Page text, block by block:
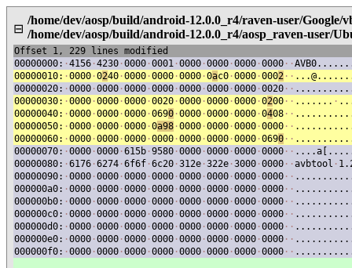
⊟
/home/dev/aosp/build/android-12.0.0_r4/raven-user/Google/
/home/dev/aosp/build/android-12.0.0_r4/aosp_raven-user/
Offset 1, 229 lines modified
00000000: ·4156 ·4230 ·0000 ·0001 ·0000 ·0000 ·0000 ·0000 · ·
00000010: ·0000 ·0240 ·0000 ·0000 ·0000 ·0ac0 ·0000 ·0002 · ·
00000020: ·0000 ·0000 ·0000 ·0000 ·0000 ·0000 ·0000 ·0020 · ·
00000030: ·0000 ·0000 ·0000 ·0020 ·0000 ·0000 ·0000 ·0200 · · ....... ·
00000040: ·0000 ·0000 ·0000 ·0690 ·0000 ·0000 ·0000 ·0408 · ·
00000050: ·0000 ·0000 ·0000 ·0a98 ·0000 ·0000 ·0000 ·0000 · ·
00000060: ·0000 ·0000 ·0000 ·0000 ·0000 ·0000 ·0000 ·0690 · ·
00000070: ·0000 ·0000 ·615b ·9580 ·0000 ·0000 ·0000 ·0000 · ·
00000080: ·6176 ·6274 ·6f6f ·6c20 ·312e ·322e ·3000 ·0000 · ·avbtool ·
00000090: ·0000 ·0000 ·0000 ·0000 ·0000 ·0000 ·0000 ·0000 · ·
000000a0: ·0000 ·0000 ·0000 ·0000 ·0000 ·0000 ·0000 ·0000 · ·
000000b0: ·0000 ·0000 ·0000 ·0000 ·0000 ·0000 ·0000 ·0000 · ·
000000c0: ·0000 ·0000 ·0000 ·0000 ·0000 ·0000 ·0000 ·0000 · ·
000000d0: ·0000 ·0000 ·0000 ·0000 ·0000 ·0000 ·0000 ·0000 · ·
000000e0: ·0000 ·0000 ·0000 ·0000 ·0000 ·0000 ·0000 ·0000 · ·
000000f0: ·0000 ·0000 ·0000 ·0000 ·0000 ·0000 ·0000 ·0000 · ·